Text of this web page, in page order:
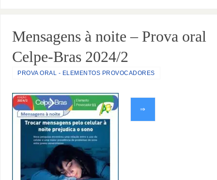
Mensagens à noite – Prova oral
Celpe-Bras 2024/2
PROVA ORAL - ELEMENTOS PROVOCADORES
⇒